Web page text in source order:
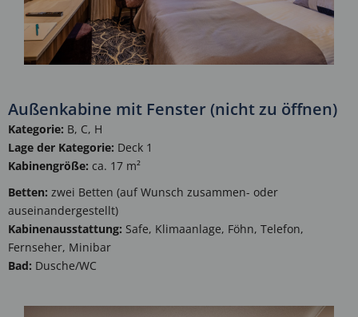
Außenkabine mit Fenster (nicht zu öffnen)
Kategorie: B, C, H
Lage der Kategorie: Deck 1
Kabinengröße: ca. 17 m²
Betten: zwei Betten (auf Wunsch zusammen- oder
auseinandergestellt)
Kabinenausstattung: Safe, Klimaanlage, Föhn, Telefon,
Fernseher, Minibar
Bad: Dusche/WC